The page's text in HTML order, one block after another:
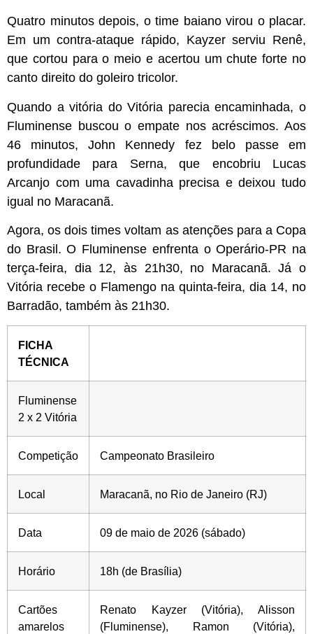
Quatro minutos depois, o time baiano virou o placar.
Em um contra-ataque rápido, Kayzer serviu Renê,
que cortou para o meio e acertou um chute forte no
canto direito do goleiro tricolor.
Quando a vitória do Vitória parecia encaminhada, o
Fluminense buscou o empate nos acréscimos. Aos
46 minutos, John Kennedy fez belo passe em
profundidade para Serna, que encobriu Lucas
Arcanjo com uma cavadinha precisa e deixou tudo
igual no Maracanã.
Agora, os dois times voltam as atenções para a Copa
do Brasil. O Fluminense enfrenta o Operário-PR na
terça-feira, dia 12, às 21h30, no Maracanã. Já o
Vitória recebe o Flamengo na quinta-feira, dia 14, no
Barradão, também às 21h30.
FICHA
TÉCNICA
Fluminense
2 x 2 Vitória
Competição Campeonato Brasileiro
Local Maracanã, no Rio de Janeiro (RJ)
Data 09 de maio de 2026 (sábado)
Horário 18h (de Brasília)
Cartões
amarelos
Renato Kayzer (Vitória), Alisson
(Fluminense), Ramon (Vitória),